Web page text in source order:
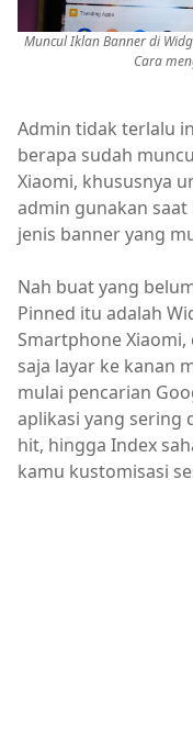
Muncul Iklan Banner di
Cara
Admin tidak terlalu
berapa sudah
Xiaomi, khususnya
admin gunakan saat
jenis banner yang
Nah buat yang
Pinned itu adalah
Smartphone
saja layar ke kanan
mulai pencarian
aplikasi yang sering
hit, hingga Index
kamu kustomisasi